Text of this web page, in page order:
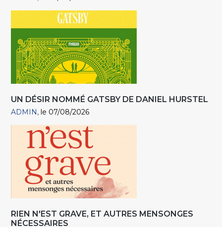
UN DÉSIR NOMMÉ GATSBY DE DANIEL HURSTEL
ADMIN le 07/08/2026
RIEN N'EST GRAVE, ET AUTRES MENSONGES
NÉCESSAIRES